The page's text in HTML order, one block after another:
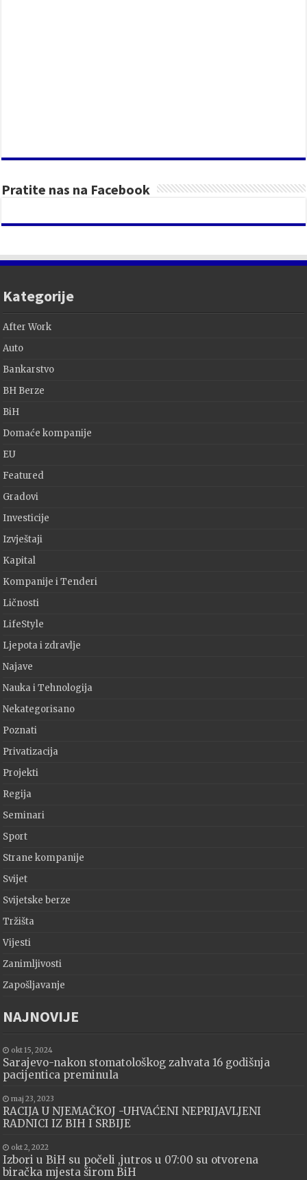
Pratite nas na Facebook
Kategorije
After Work
Auto
Bankarstvo
BH Berze
BiH
Domaće kompanije
EU
Featured
Gradovi
Investicije
Izvještaji
Kapital
Kompanije i Tenderi
Ličnosti
LifeStyle
Ljepota i zdravlje
Najave
Nauka i Tehnologija
Nekategorisano
Poznati
Privatizacija
Projekti
Regija
Seminari
Sport
Strane kompanije
Svijet
Svijetske berze
Tržišta
Vijesti
Zanimljivosti
Zapošljavanje
NAJNOVIJE
okt 15, 2024
Sarajevo-nakon stomatološkog zahvata 16 godišnja
pacijentica preminula
maj 23, 2023
RACIJA U NJEMAČKOJ -UHVAĆENI NEPRIJAVLJENI
RADNICI IZ BIH I SRBIJE
okt 2, 2022
Izbori u BiH su počeli ,jutros u 07:00 su otvorena
biračka mjesta širom BiH